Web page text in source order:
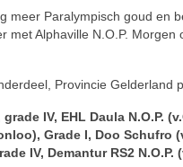
meer Paralympisch goud en
met Alphaville N.O.P.
Provincie Gelderland
IV, EHL Daula N.O.P.
Grade I, Doo Schufro
IV, Demantur RS2 N.O.P.